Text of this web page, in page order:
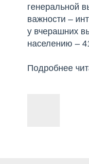
генеральной
важности –
у вчерашних
населению –
Подробнее